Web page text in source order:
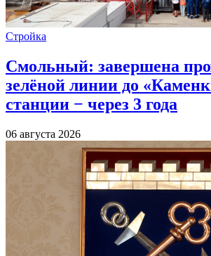
Стройка
Смольный: завершена
зелёной линии до
станции − через 3 года
06 августа 2026